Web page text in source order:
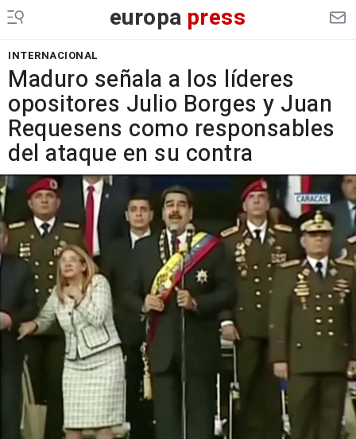
europa press
INTERNACIONAL
Maduro señala a los líderes
opositores Julio Borges y Juan
Requesens como responsables
del ataque en su contra